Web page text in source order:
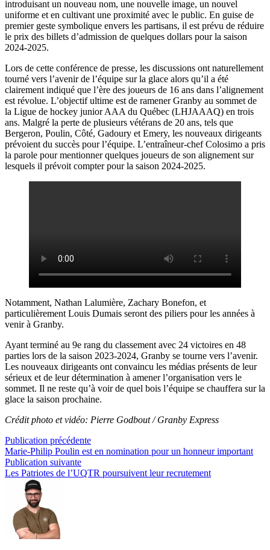
introduisant un nouveau nom, une nouvelle image, un nouvel
uniforme et en cultivant une proximité avec le public. En guise de
premier geste symbolique envers les partisans, il est prévu de réduire
le prix des billets d’admission de quelques dollars pour la saison
2024-2025.
Lors de cette conférence de presse, les discussions ont naturellement
tourné vers l’avenir de l’équipe sur la glace alors qu’il a été
clairement indiqué que l’ère des joueurs de 16 ans dans l’alignement
est révolue. L’objectif ultime est de ramener Granby au sommet de
la Ligue de hockey junior AAA du Québec (LHJAAAQ) en trois
ans. Malgré la perte de plusieurs vétérans de 20 ans, tels que
Bergeron, Poulin, Côté, Gadoury et Emery, les nouveaux dirigeants
prévoient du succès pour l’équipe. L’entraîneur-chef Colosimo a pris
la parole pour mentionner quelques joueurs de son alignement sur
lesquels il prévoit compter pour la saison 2024-2025.
Notamment, Nathan Lalumière, Zachary Bonefon, et
particulièrement Louis Dumais seront des piliers pour les années à
venir à Granby.
Ayant terminé au 9e rang du classement avec 24 victoires en 48
parties lors de la saison 2023-2024, Granby se tourne vers l’avenir.
Les nouveaux dirigeants ont convaincu les médias présents de leur
sérieux et de leur détermination à amener l’organisation vers le
sommet. Il ne reste qu’à voir de quel bois l’équipe se chauffera sur la
glace la saison prochaine.
Crédit photo et vidéo: Pierre Godbout / Granby Express
Navigation
de
l’article
Publication précédentePublication
précédente :
Marie-Philip Poulin est en nomination pour un honneur important
Publication suivantePublication
suivante :
Les Patriotes de l’UQTR poursuivent leur recrutement